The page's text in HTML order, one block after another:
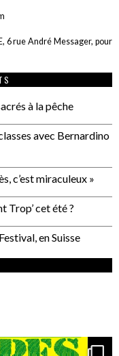
6 rue André Messager, pour
à la pêche
avec Bernardino
c’est miraculeux »
Trop’ cet été ?
en Suisse